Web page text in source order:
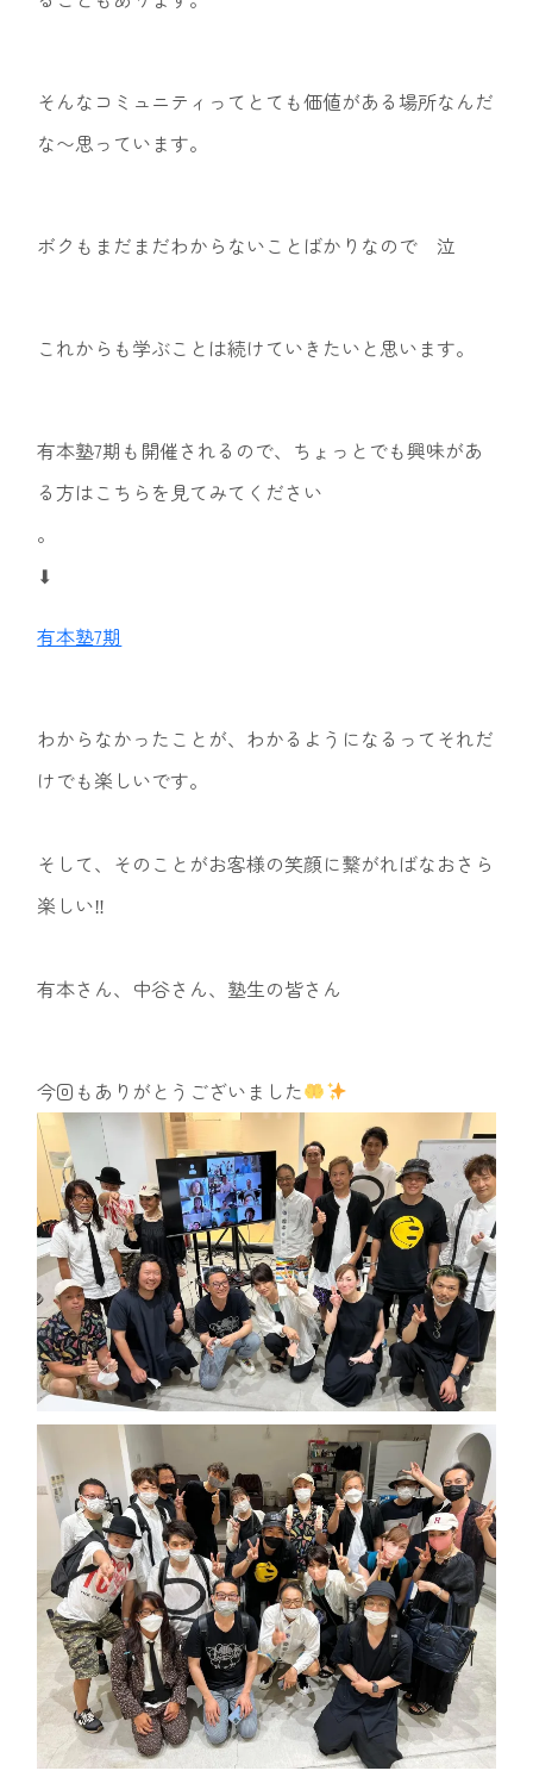
そんなコミュニティってとても価値がある場所なんだ
な〜思っています。
ボクもまだまだわからないことばかりなので 泣
これからも学ぶことは続けていきたいと思います。
有本塾7期も開催されるので、ちょっとでも興味があ
る方はこちらを見てみてください
。
⬇︎
有本塾7期
わからなかったことが、わかるようになるってそれだ
けでも楽しいです。
そして、そのことがお客様の笑顔に繋がればなおさら
楽しい‼︎
有本さん、中谷さん、塾生の皆さん
今回もありがとうございました